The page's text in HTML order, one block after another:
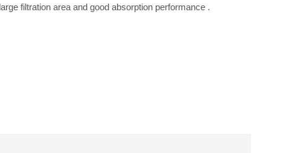
filtration area and good absorption performance .